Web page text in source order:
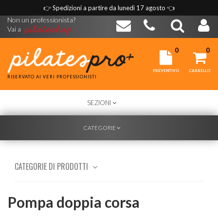
👉Spedizioni a partire da lunedì 17 agosto 👈
Non un professionista?
Vai a
RISERVATO AI VERI PROFESSIONISTI
0
PREVENTIVO
0
CARRELLO
TOGGLE
NAVIGATION
SEZIONI
TOGGLE
CATEGORIE
CATEGORIE DI PRODOTTI
Pompa doppia corsa